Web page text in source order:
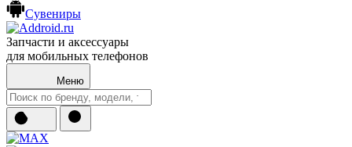
Сувениры
Запчасти и аксессуары
для мобильных телефонов
Меню